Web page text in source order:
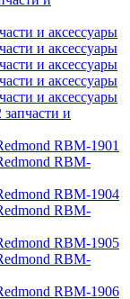
и аксессуары
и аксессуары
и аксессуары
и аксессуары
и аксессуары
и
RBM-1901
RBM-
RBM-1904
RBM-
RBM-1905
RBM-
RBM-1906